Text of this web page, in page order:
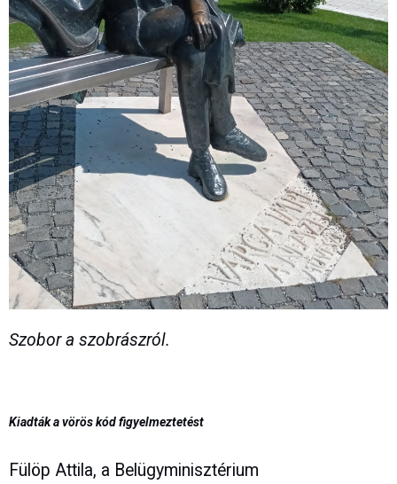
Szobor a szobrászról.
Kiadták a vörös kód figyelmeztetést
Fülöp Attila, a Belügyminisztérium